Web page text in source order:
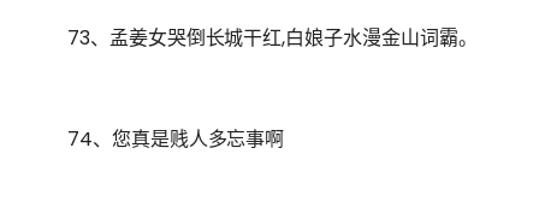
73、孟姜女哭倒长城干红,白娘子水漫金山词霸。
74、您真是贱人多忘事啊